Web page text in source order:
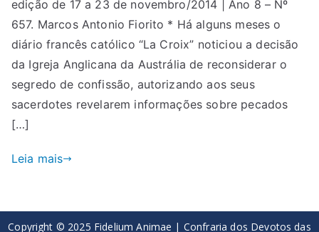
edição de 17 a 23 de novembro/2014 | Ano 8 – Nº
657. Marcos Antonio Fiorito * Há alguns meses o
diário francês católico “La Croix” noticiou a decisão
da Igreja Anglicana da Austrália de reconsiderar o
segredo de confissão, autorizando aos seus
sacerdotes revelarem informações sobre pecados
[…]
Leia mais
Copyright © 2025 Fidelium Animae | Confraria dos Devotos das